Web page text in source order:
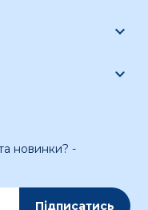


новинки? -
Підписатись